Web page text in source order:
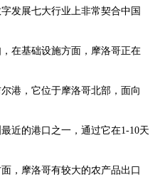
发展七大行业上非常契合中国
在基础设施方面，摩洛哥正在
港，它位于摩洛哥北部，面向
近的港口之一，通过它在1-10天
，摩洛哥有较大的农产品出口